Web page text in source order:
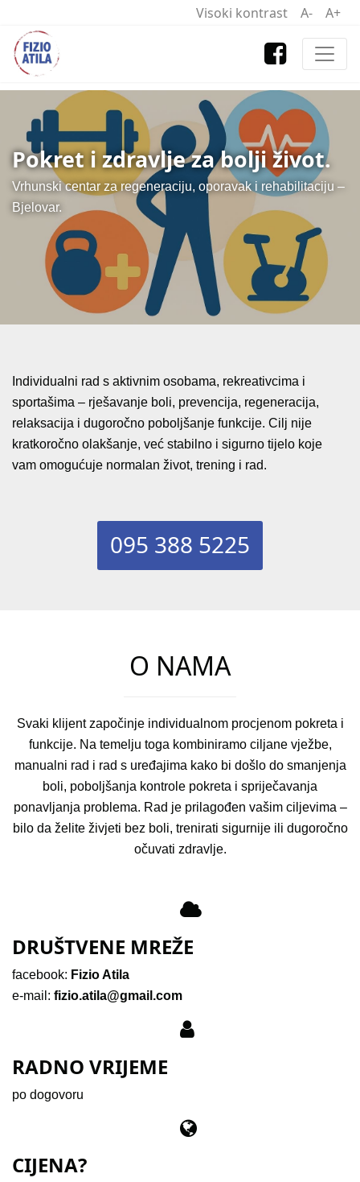
Visoki kontrast A- A+
Pokret i zdravlje za bolji život.
Vrhunski centar za regeneraciju, oporavak i rehabilitaciju –
Bjelovar.
Individualni rad s aktivnim osobama, rekreativcima i
sportašima – rješavanje boli, prevencija, regeneracija,
relaksacija i dugoročno poboljšanje funkcije. Cilj nije
kratkoročno olakšanje, već stabilno i sigurno tijelo koje
vam omogućuje normalan život, trening i rad.
095 388 5225
O NAMA
Svaki klijent započinje individualnom procjenom pokreta i
funkcije. Na temelju toga kombiniramo ciljane vježbe,
manualni rad i rad s uređajima kako bi došlo do smanjenja
boli, poboljšanja kontrole pokreta i spriječavanja
ponavljanja problema. Rad je prilagođen vašim ciljevima –
bilo da želite živjeti bez boli, trenirati sigurnije ili dugoročno
očuvati zdravlje.
DRUŠTVENE MREŽE
facebook: Fizio Atila
e-mail: fizio.atila@gmail.com
RADNO VRIJEME
po dogovoru
CIJENA?